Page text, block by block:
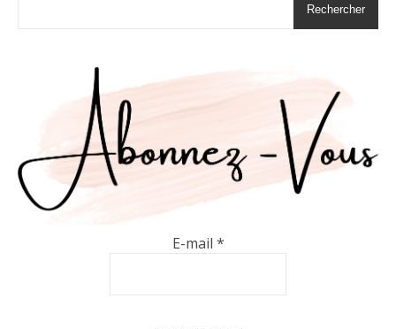
Rechercher
E-mail *